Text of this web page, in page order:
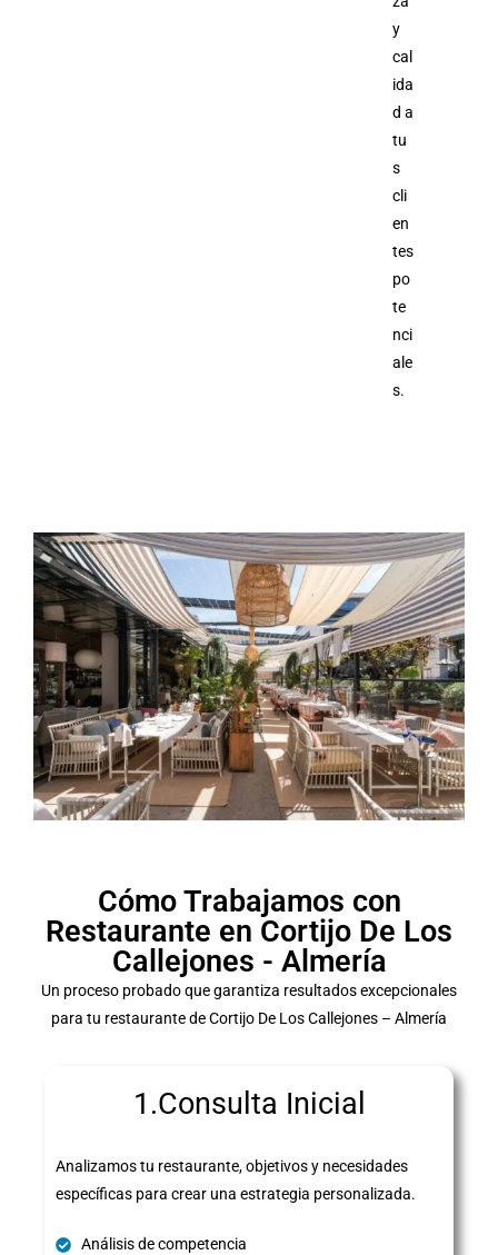
y
cal
ida
d a
tu
s
cli
en
tes
po
te
nci
ale
s.
Cómo Trabajamos con
Restaurante en Cortijo De Los
Callejones - Almería
Un proceso probado que garantiza resultados excepcionales
para tu restaurante de Cortijo De Los Callejones – Almería
1.Consulta Inicial
Analizamos tu restaurante, objetivos y necesidades
específicas para crear una estrategia personalizada.
Análisis de competencia